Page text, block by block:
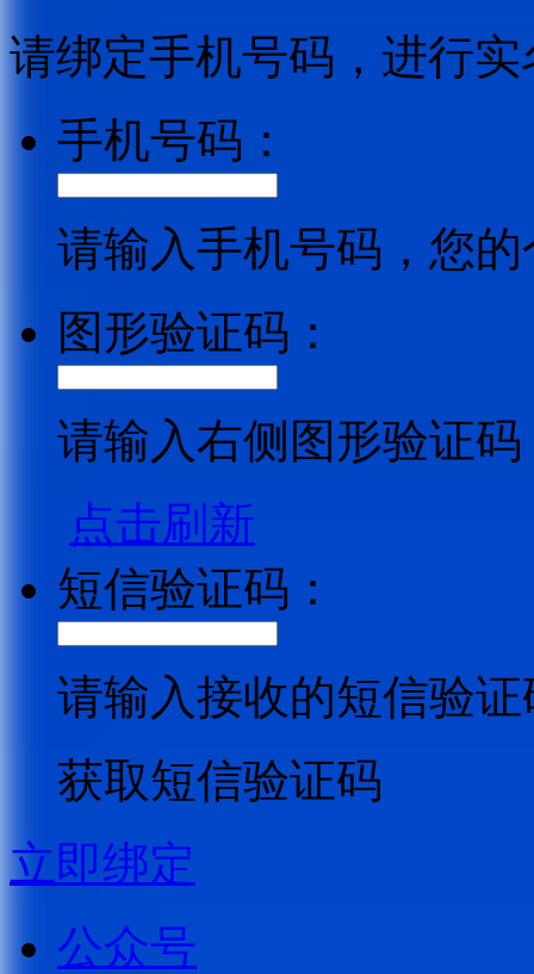
请绑定手机号码，进行
手机号码：
请输入手机号码，您
图形验证码：
请输入右侧图形验证码
点击刷新
短信验证码：
请输入接收的短信验证
获取短信验证码
立即绑定
公众号